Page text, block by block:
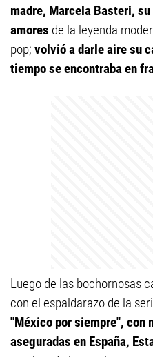
madre, Marcela Basteri,
amores de la leyenda
pop; volvió a darle aire su
tiempo se encontraba en
Luego de las bochornosas
con el espaldarazo de la
"México por siempre", con
aseguradas en España,